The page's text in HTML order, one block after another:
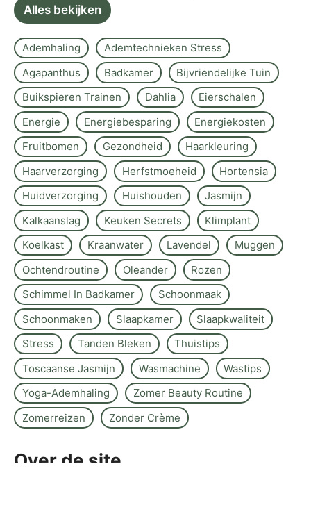
Alles bekijken
Ademhaling
Ademtechnieken Stress
Agapanthus
Badkamer
Bijvriendelijke Tuin
Buikspieren Trainen
Dahlia
Eierschalen
Energie
Energiebesparing
Energiekosten
Fruitbomen
Gezondheid
Haarkleuring
Haarverzorging
Herfstmoeheid
Hortensia
Huidverzorging
Huishouden
Jasmijn
Kalkaanslag
Keuken Secrets
Klimplant
Koelkast
Kraanwater Lavendel
Muggen
Ochtendroutine
Oleander
Rozen
Schimmel In Badkamer
Schoonmaak
Schoonmaken
Slaapkamer
Slaapkwaliteit
Stress
Tanden Bleken
Thuistips
Toscaanse Jasmijn
Wasmachine
Wastips
Yoga-Ademhaling
Zomer Beauty Routine
Zomerreizen
Zonder Crème
Over de site